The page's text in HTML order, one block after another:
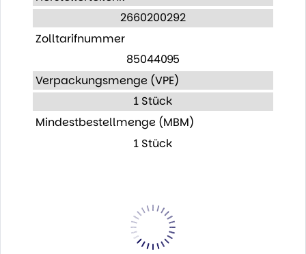
2660200292
Zolltarifnummer
85044095
Verpackungsmenge (VPE)
1 Stück
Mindestbestellmenge (MBM)
1 Stück